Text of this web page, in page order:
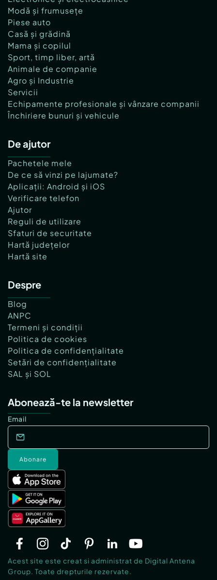
Modă și frumusețe
Piese auto
Casă și grădină
Mama și copilul
Sport, timp liber, artă
Animale de companie
Agro și Industrie
Servicii
Echipamente profesionale și vânzare companii
Închiriere bunuri și vehicule
De ajutor
Pachetele mele
De ce să vinzi pe lajumate?
Aplicații: Android și iOS
Verificare telefon
Ajutor
Reguli de utilizare
Sfaturi de securitate
Hartă județelor
Hartă site
Despre
Blog
ANPC
Termeni și condiții
Politica de cookies
Politica de confidențialitate
Setări de confidențialitate
SAL și SOL
Abonează-te la newsletter
Email
Abonare
Acest site este creat si administrat de Digital Antena
Group. Toate drepturile rezervate.